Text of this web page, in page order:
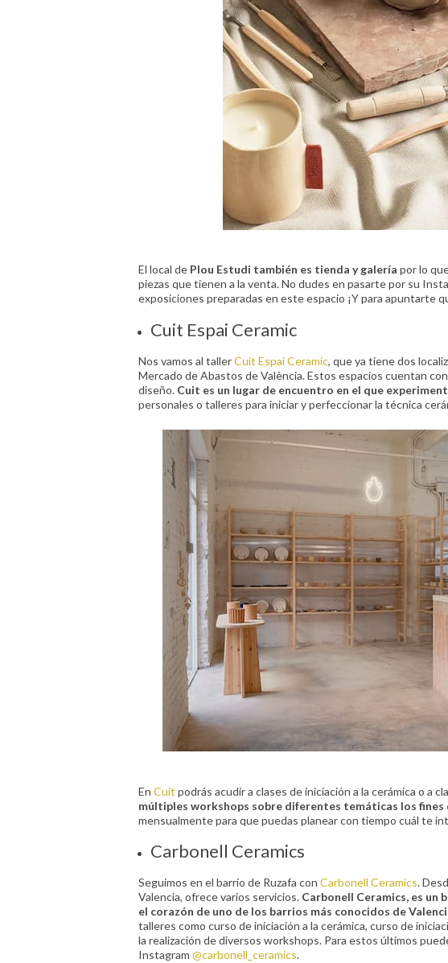
El local de Plou Estudi también es tienda y galería por lo
piezas que tienen a la venta. No dudes en pasarte por su
exposiciones preparadas en este espacio ¡Y para apuntarte
Cuit Espai Ceramic
Nos vamos al tallerCuit Espai Ceramic, que ya tiene dos
Mercado de Abastos de València. Estos espacios cuentan
diseño. Cuit es un lugar de encuentro en el que
personales o talleres para iniciar y perfeccionar la técnica
En Cuit podrás acudir a clases de iniciación a la cerámica o a
múltiples workshops sobre diferentes temáticas los fines
mensualmente para que puedas planear con tiempo cuál te
Carbonell Ceramics
Seguimos en el barrio de Ruzafa con Carbonell Ceramics.
Valencia, ofrece varios servicios. Carbonell Ceramics, es un
el corazón de uno de los barrios más conocidos de
talleres como curso de iniciación a la cerámica, curso de
la realización de diversos workshops. Para estos últimos
Instagram @carbonell_ceramics.